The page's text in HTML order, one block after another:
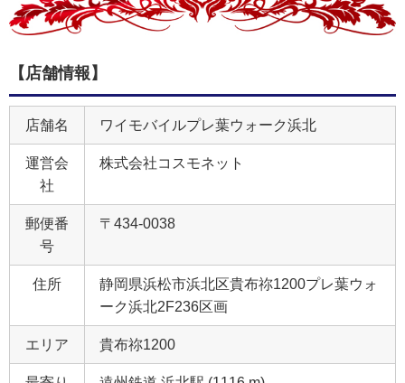
【店舗情報】
店舗名 ワイモバイルプレ葉ウォーク浜北
運営会
社
株式会社コスモネット
郵便番
号
〒434-0038
住所
静岡県浜松市浜北区貴布祢1200プレ葉ウォ
ーク浜北2F236区画
エリア 貴布祢1200